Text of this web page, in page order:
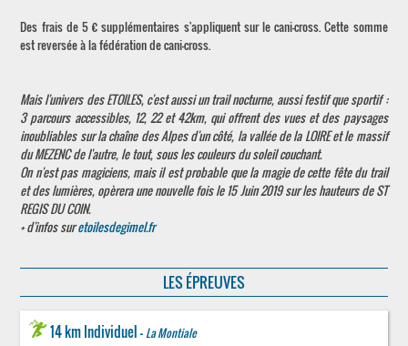
Des frais de 5 € supplémentaires s'appliquent sur le cani-cross. Cette somme
est reversée à la fédération de cani-cross.
Mais l'univers des ETOILES, c'est aussi un trail nocturne, aussi festif que sportif :
3 parcours accessibles, 12, 22 et 42km, qui offrent des vues et des paysages
inoubliables sur la chaîne des Alpes d'un côté, la vallée de la LOIRE et le massif
du MEZENC de l'autre, le tout, sous les couleurs du soleil couchant.
On n'est pas magiciens, mais il est probable que la magie de cette fête du trail
et des lumières, opèrera une nouvelle fois le 15 Juin 2019 sur les hauteurs de ST
REGIS DU COIN.
+ d'infos suretoilesdegimel.fr
LES ÉPREUVES
14 km Individuel - La Montiale